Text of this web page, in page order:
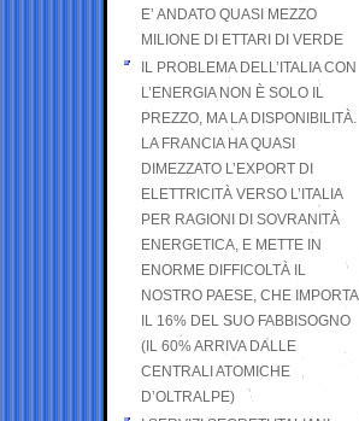
E’ ANDATO QUASI MEZZO
MILIONE DI ETTARI DI VERDE
IL PROBLEMA DELL’ITALIA CON
L’ENERGIA NON È SOLO IL
PREZZO, MA LA DISPONIBILITÀ.
LA FRANCIA HA QUASI
DIMEZZATO L’EXPORT DI
ELETTRICITÀ VERSO L’ITALIA
PER RAGIONI DI SOVRANITÀ
ENERGETICA, E METTE IN
ENORME DIFFICOLTÀ IL
NOSTRO PAESE, CHE IMPORTA
IL 16% DEL SUO FABBISOGNO
(IL 60% ARRIVA DALLE
CENTRALI ATOMICHE
D’OLTRALPE)